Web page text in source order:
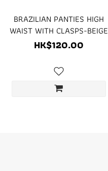
BRAZILIAN PANTIES HIGH
WAIST WITH CLASPS-BEIGE
HK$120.00